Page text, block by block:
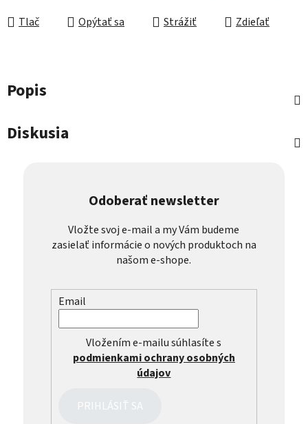
Tlač Opýtať sa Strážiť Zdieľať
Popis
Diskusia
Odoberať newsletter
Vložte svoj e-mail a my Vám budeme
zasielať informácie o nových produktoch na
našom e-shope.
Email
Vložením e-mailu súhlasíte s
podmienkami ochrany osobných
údajov
PRIHLÁSIŤ SA